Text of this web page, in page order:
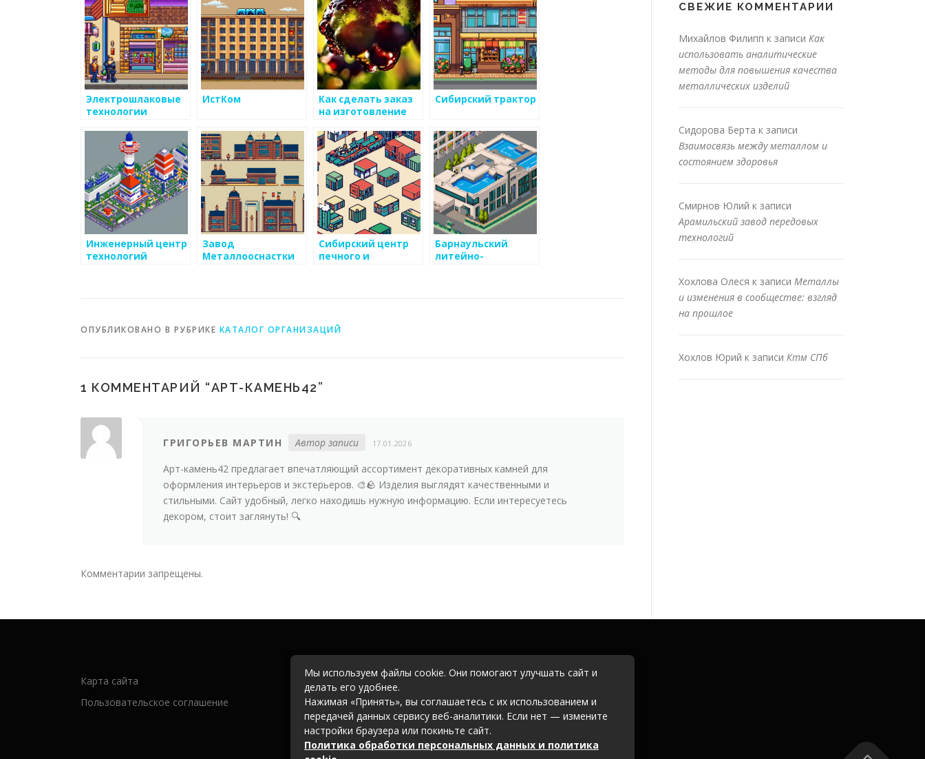
Электрошлаковые
технологии
ИстКом
Как сделать заказ
на изготовление
Сибирский трактор
Инженерный центр
технологий
Завод
Металлооснастки
Сибирский центр
печного и
Барнаульский
литейно-
ОПУБЛИКОВАНО В РУБРИКЕ КАТАЛОГ ОРГАНИЗАЦИЙ
1 КОММЕНТАРИЙ “АРТ-КАМЕНЬ42”
ГРИГОРЬЕВ МАРТИН Автор записи 17.01.2026
Арт-камень42 предлагает впечатляющий ассортимент декоративных камней для
оформления интерьеров и экстерьеров. 🎨🪨 Изделия выглядят качественными и
стильными. Сайт удобный, легко находишь нужную информацию. Если интересуетесь
декором, стоит заглянуть! 🔍
Комментарии запрещены.
СВЕЖИЕ КОММЕНТАРИИ
Михайлов Филипп к записи Как
использовать аналитические
методы для повышения качества
металлических изделий
Сидорова Берта к записи
Взаимосвязь между металлом и
состоянием здоровья
Смирнов Юлий к записи
Арамильский завод передовых
технологий
Хохлова Олеся к записи Металлы
и изменения в сообществе: взгляд
на прошлое
Хохлов Юрий к записи Ктм СПб
Карта сайта
Пользовательское соглашение
Мы используем файлы cookie. Они помогают улучшать сайт и
делать его удобнее.
Нажимая «Принять», вы соглашаетесь с их использованием и
передачей данных сервису веб-аналитики. Если нет — измените
настройки браузера или покиньте сайт.
Политика обработки персональных данных и политика